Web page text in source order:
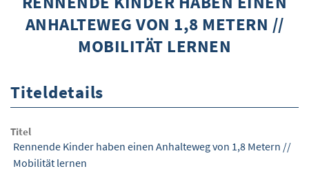
ÜBER WISOM
GUROM - MOBILITÄT SICHER GESTALTEN
NUTZUNGSBEDINGUNGEN
ANHALTEWEG VON 1,8 METERN //
MOBILITÄT LERNEN
Titeldetails
Titel
Rennende Kinder haben einen Anhalteweg von 1,8 Metern //
Mobilität lernen